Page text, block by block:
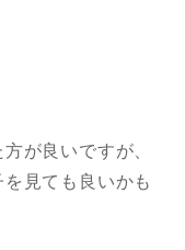
が良いですが、
見ても良いかも